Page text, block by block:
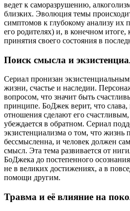
ведет к саморазрушению,
близких. Эволюция темы
симптомов к глубокому анализу их
его родителях) и, в конечном
принятия своего состояния в
Поиск смысла и
Сериал пронизан
жизни, счастье и наследии.
вопросом, что значит быть
принципе. БоДжек верит, что
отношения сделают его
убеждается в обратном. Сериал
экзистенциализма о том, что жизнь
бессмысленна, и человек должен сам
смысл. Эта тема развивается от
БоДжека до постепенного
не в великих достижениях, а в
помощи другим.
Травма и её влияние на